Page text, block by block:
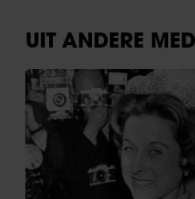
UIT ANDERE